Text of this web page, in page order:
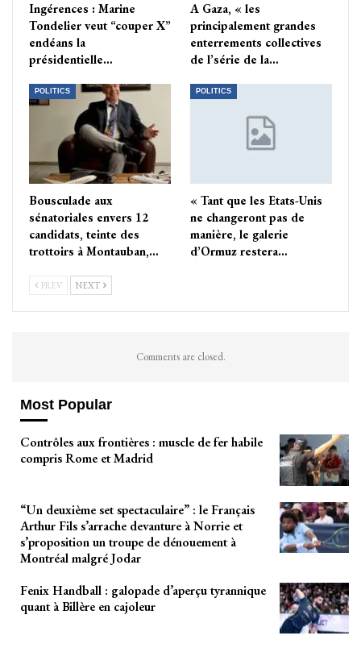
Ingérences : Marine
Tondelier veut “couper X”
endéans la
présidentielle…
A Gaza, « les
principalement grandes
enterrements collectives
de l’série de la…
POLITICS
Bousculade aux
sénatoriales envers 12
candidats, teinte des
trottoirs à Montauban,…
POLITICS
« Tant que les Etats-Unis
ne changeront pas de
manière, le galerie
d’Ormuz restera…
PREV NEXT
Comments are closed.
Most Popular
Contrôles aux frontières : muscle de fer habile
compris Rome et Madrid
“Un deuxième set spectaculaire” : le Français
Arthur Fils s’arrache devanture à Norrie et
s’proposition un troupe de dénouement à
Montréal malgré Jodar
Fenix Handball : galopade d’aperçu tyrannique
quant à Billère en cajoleur